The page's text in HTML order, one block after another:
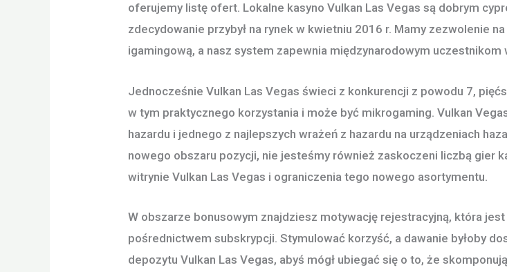
oferujemy listę ofert. Lokalne kasyno Vulkan Las Vegas są dobrym
zdecydowanie przybył na rynek w kwietniu 2016 r. Mamy zezwolenie
igamingową, a nasz system zapewnia międzynarodowym
Jednocześnie Vulkan Las Vegas świeci z konkurencji z powodu 7,
w tym praktycznego korzystania i może być mikrogaming. Vulkan
hazardu i jednego z najlepszych wrażeń z hazardu na urządzeniach
nowego obszaru pozycji, nie jesteśmy również zaskoczeni liczbą gier
witrynie Vulkan Las Vegas i ograniczenia tego nowego asortymentu.
W obszarze bonusowym znajdziesz motywację rejestracyjną, która
pośrednictwem subskrypcji. Stymulować korzyść, a dawanie byłoby
depozytu Vulkan Las Vegas, abyś mógł ubiegać się o to, że